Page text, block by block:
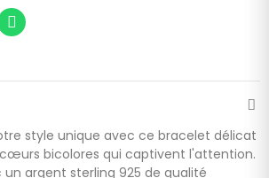
style unique avec ce bracelet délicat
bicolores qui captivent l'attention.
argent sterling 925 de qualité